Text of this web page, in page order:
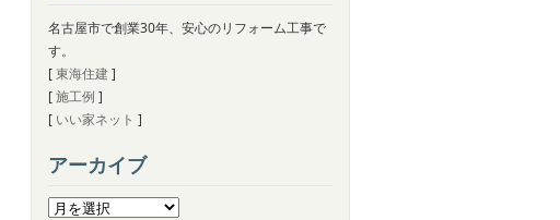
名古屋市で創業30年、安心のリフォーム工事で
す。
[東海住建 ]
[施工例 ]
[ いい家ネット ]
アーカイブ
ア